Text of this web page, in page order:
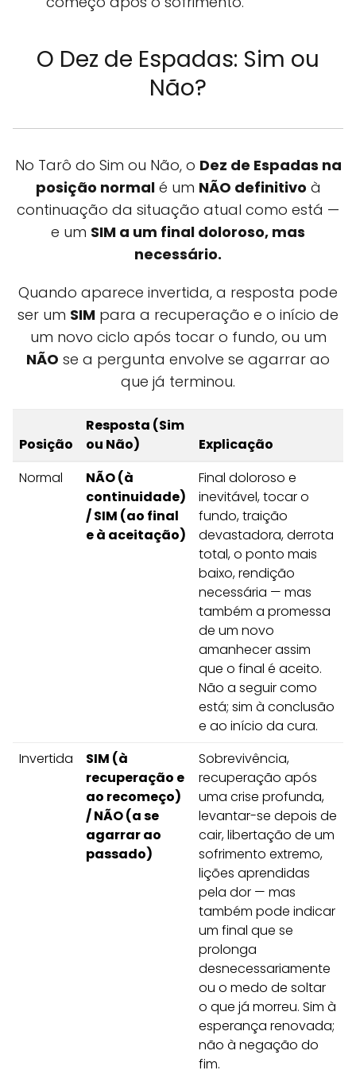
O Dez de Espadas: Sim ou
Não?
No Tarô do Sim ou Não, o Dez de Espadas na
posição normalé um NÃO definitivo à
continuação da situação atual como está —
e um SIM a um final doloroso, mas
necessário.
Quando aparece invertida, a resposta pode
ser um SIM para a recuperação e o início de
um novo ciclo após tocar o fundo, ou um
NÃO se a pergunta envolve se agarrar ao
que já terminou.
Posição
Resposta (Sim
ou Não)
Explicação
Normal
NÃO (à
continuidade)
/ SIM (ao final
e à aceitação)
Final doloroso e
inevitável, tocar o
fundo, traição
devastadora, derrota
total, o ponto mais
baixo, rendição
necessária — mas
também a promessa
de um novo
amanhecer assim
que o final é aceito.
Não a seguir como
está; sim à conclusão
e ao início da cura.
Invertida
SIM (à
recuperação e
ao recomeço)
/ NÃO (a se
agarrar ao
passado)
Sobrevivência,
recuperação após
uma crise profunda,
levantar-se depois de
cair, libertação de um
sofrimento extremo,
lições aprendidas
pela dor — mas
também pode indicar
um final que se
prolonga
desnecessariamente
ou o medo de soltar
o que já morreu. Sim à
esperança renovada;
não à negação do
fim.